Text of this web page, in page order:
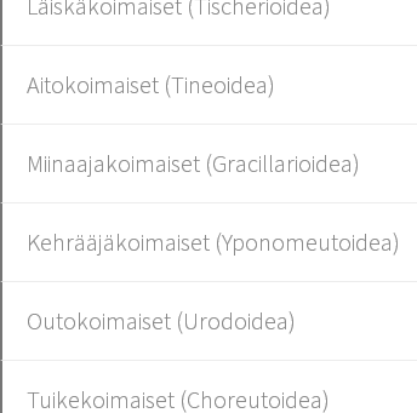
Aitokoimaiset (Tineoidea)
Miinaajakoimaiset (Gracillarioidea)
Kehrääjäkoimaiset (Yponomeutoidea)
Outokoimaiset (Urodoidea)
Tuikekoimaiset (Choreutoidea)